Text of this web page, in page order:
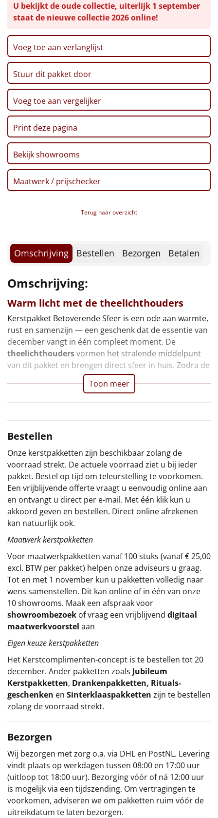
Uniek
Artikel
Hitster NIEUW
Pizzarette
Tas
Wake up light
NIEUW
Borrelplank
Warmtekussen
NIEUW
POPULAIR
Deken (fleece plaid)
Alle artikelen
Overige
Ideeën
Personeel
Particulier
Relatiegeschenken
Cadeaubon
Per stuk
Alle overige
Haribo, Happy Cola, 75 gr
Kitkat 4-Finger, 41,5 gr
Speculoos Koekjes, 25 gr
Maltesers, 37 gr
Mars, 20 gr, 2 st
Verpakt in Kerstcadeautjes zak, 45 x 35 cm
Niet geschikt voor HAH zendingen
U bekijkt de oude collectie, uiterlijk 1 september
staat de nieuwe collectie 2026 online!
Voeg toe aan verlanglijst
Stuur dit pakket door
Voeg toe aan vergelijker
Print deze pagina
Bekijk showrooms
Maatwerk / prijschecker
Terug naar overzicht
Omschrijving Bestellen Bezorgen Betalen
Omschrijving:
Warm licht met de theelichthouders
Kerstpakket Betoverende Sfeer is een ode aan warmte,
rust en samenzijn — een geschenk dat de essentie van
december vangt in één compleet moment. De
theelichthoudersvormen het stralende middelpunt
van dit pakket en brengen direct sfeer in huis. Zodra de
Toon meer
Bestellen
Onze kerstpakketten zijn beschikbaar zolang de
voorraad strekt. De actuele voorraad ziet u bij ieder
pakket. Bestel op tijd om teleurstelling te voorkomen.
Een vrijblijvende offerte vraagt u eenvoudig online aan
en ontvangt u direct per e-mail. Met één klik kun u
akkoord geven en bestellen. Direct online afrekenen
kan natuurlijk ook.
Maatwerk kerstpakketten
Voor maatwerkpakketten vanaf 100 stuks (vanaf € 25,00
excl. BTW per pakket) helpen onze adviseurs u graag.
Tot en met 1 november kun u pakketten volledig naar
wens samenstellen. Dit kan online of in één van onze
10 showrooms. Maak een afspraak voor
showroombezoek of vraag een vrijblijvend digitaal
maatwerkvoorstel aan
Eigen keuze kerstpakketten
Het Kerstcomplimenten-concept is te bestellen tot 20
december. Ander pakketten zoals Jubileum
Kerstpakketten, Drankenpakketten, Rituals-
geschenken en Sinterklaaspakketten zijn te bestellen
zolang de voorraad strekt.
Bezorgen
Wij bezorgen met zorg o.a. via DHL en PostNL. Levering
vindt plaats op werkdagen tussen 08:00 en 17:00 uur
(uitloop tot 18:00 uur). Bezorging vóór of ná 12:00 uur
is mogelijk via een tijdszending. Om vertragingen te
voorkomen, adviseren we om pakketten ruim vóór de
uitreikdatum te laten bezorgen.